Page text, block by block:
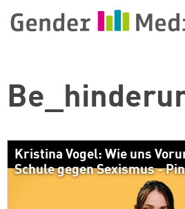
Kristina Vogel: Wie uns
Schule gegen Sexismus -